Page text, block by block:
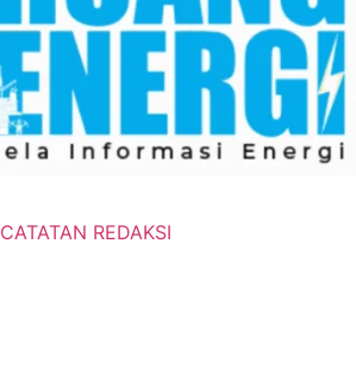
CATATAN REDAKSI